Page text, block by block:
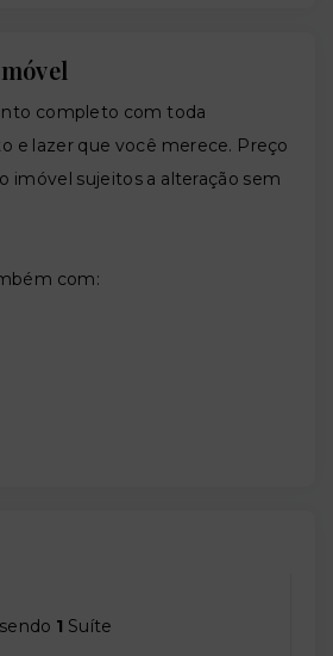
completo com toda
e lazer que você merece. Preço
imóvel sujeitos a alteração sem
com:
1 Suíte